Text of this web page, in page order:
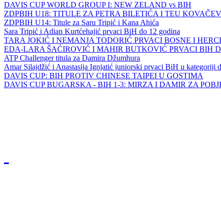
DAVIS CUP WORLD GROUP I: NEW ZELAND vs BIH
ZDPBIH U18: TITULE ZA PETRA BILETIĆA I TEU
ZDPBIH U14: Titule za Saru Tripić i Kana Ahića
Sara Tripić i Adian Kurtćehajić prvaci BiH do 12 godina
TARA JOKIĆ I NEMANJA TODORIĆ PRVACI BOSNE I
EDA-LARA ŠAĆIROVIĆ I MAHIR BUTKOVIĆ PRVACI BIH
ATP Challenger titula za Damira Džumhura
Amar Silajdžić i Anastasija Ignjatić juniorski prvaci BiH u kategoriji
DAVIS CUP: BIH PROTIV CHINESE TAIPEI U GOSTIMA
DAVIS CUP BUGARSKA - BIH 1-3: MIRZA I DAMIR ZA